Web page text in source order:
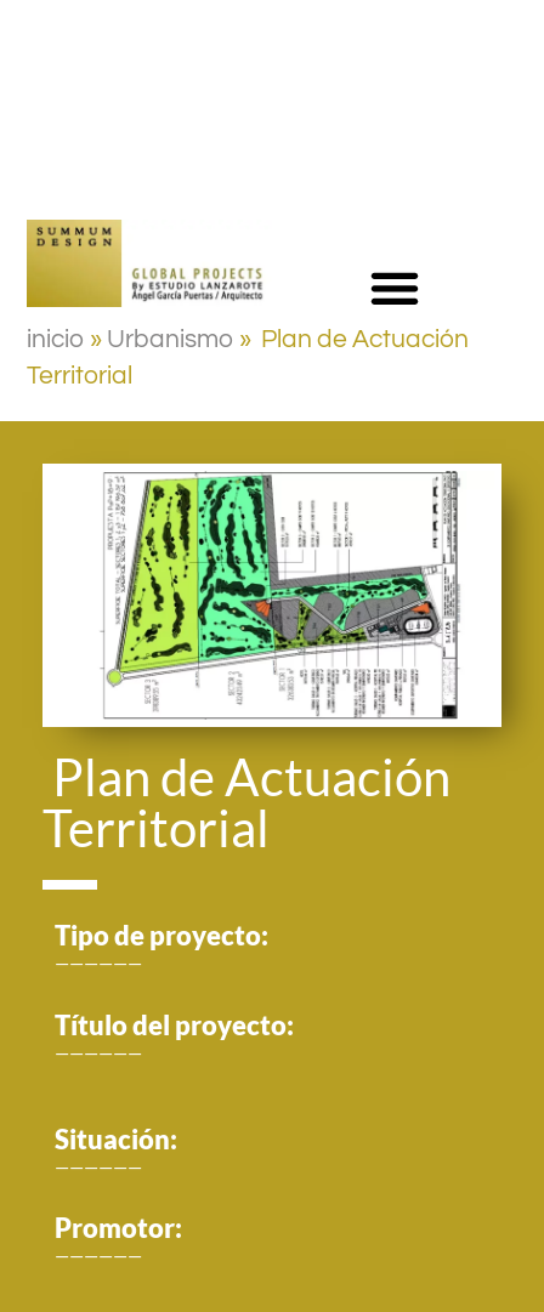
inicio » Urbanismo » Plan de Actuación
Territorial
Plan de Actuación
Territorial
Tipo de proyecto:
——————
Título del proyecto:
——————
Situación:
——————
Promotor:
——————